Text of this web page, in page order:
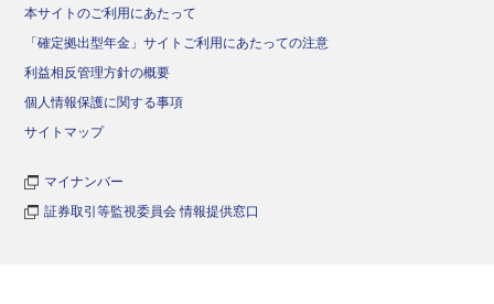
本サイトのご利用にあたって
「確定拠出型年金」サイトご利用にあたっての注意
利益相反管理方針の概要
個人情報保護に関する事項
サイトマップ
マイナンバー
証券取引等監視委員会 情報提供窓口